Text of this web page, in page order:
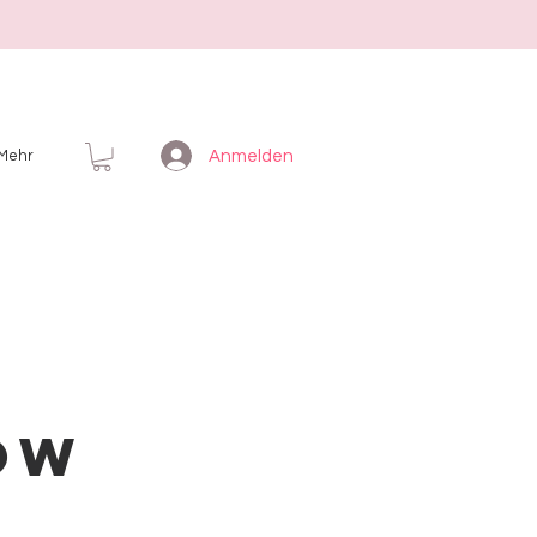
Mehr Anmelden